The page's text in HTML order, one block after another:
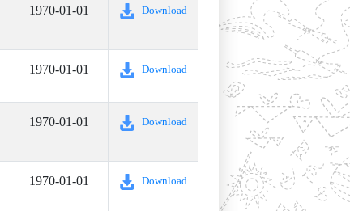
1970-01-01 Download
1970-01-01 Download
1970-01-01 Download
1970-01-01 Download